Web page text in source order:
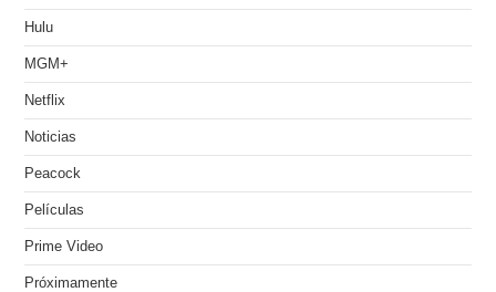
Hulu
MGM+
Netflix
Noticias
Peacock
Películas
Prime Video
Próximamente